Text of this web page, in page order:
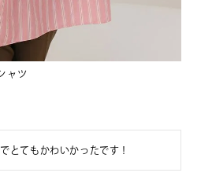
ャツ
とてもかわいかったです！